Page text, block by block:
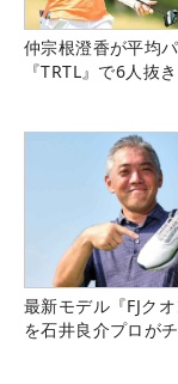
仲宗根澄香が平均
『TRTL』で6人抜き
最新モデル『FJクオ
を石井良介プロが